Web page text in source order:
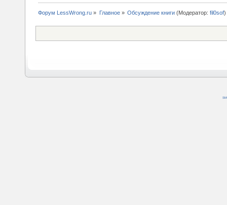
Форум LessWrong.ru » Главное» Обсуждение книги(Модератор: fil0sof)